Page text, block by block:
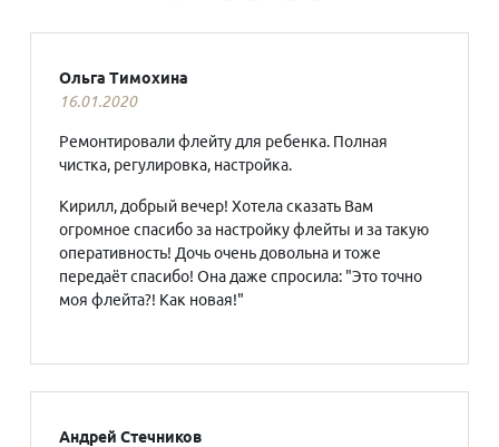
Ольга Тимохина
16.01.2020
Ремонтировали флейту для ребенка. Полная
чистка, регулировка, настройка.
Кирилл, добрый вечер! Хотела сказать Вам
огромное спасибо за настройку флейты и за такую
оперативность! Дочь очень довольна и тоже
передаёт спасибо! Она даже спросила: "Это точно
моя флейта?! Как новая!"
Андрей Стечников